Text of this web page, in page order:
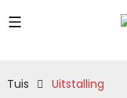
Tuis Uitstalling